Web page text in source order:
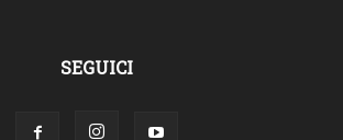
SEGUICI